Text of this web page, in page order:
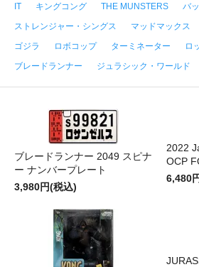
IT
キングコング THE MUNSTERS
バ
ストレンジャー・シングス
マッドマックス
ゴジラ
ロボコップ ターミネーター
ロ
ブレードランナー
ジュラシック・ワールド
ブレードランナー 2049 スピナ
ー ナンバープレート
3,980円(税込)
2022
OCP
6,480